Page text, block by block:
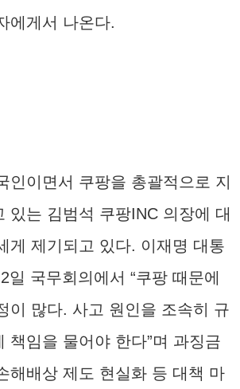
에게서 나온다.
인이면서 쿠팡을 총괄적으로 지
있는 김범석 쿠팡INC 의장에 대
게 제기되고 있다. 이재명 대통
일 국무회의에서 “쿠팡 때문에
이 많다. 사고 원인을 조속히 규
책임을 물어야 한다”며 과징금
해배상 제도 현실화 등 대책 마